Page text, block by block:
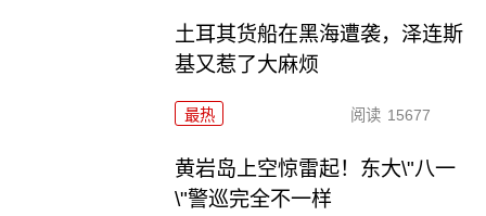
土耳其货船在黑海遭袭，泽连斯
基又惹了大麻烦
最热 阅读 15677
黄岩岛上空惊雷起！东大\"八一
\"警巡完全不一样